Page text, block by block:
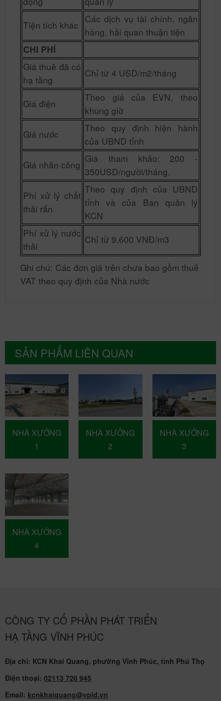
Tiện tích khác
Các dịch vụ tài chính, ngân
hàng, hải quan thuận tiện
CHI PHÍ
Giá thuê đã có
hạ tầng
Chỉ từ 4 USD/m2/tháng
Giá điện
Theo giá của EVN, theo
khung giờ
Giá nước
Theo quy định hiện hành
của UBND tỉnh
Giá nhân công
Giá tham khảo: 200 -
350USD/người/tháng.
Phí xử lý chất
thải rắn
Theo quy định của UBND
tỉnh và của Ban quản lý
KCN
Phí xử lý nước
thải
Chỉ từ 9.600 VNĐ/m3
Ghi chú: Các đơn giá trên chưa bao gồm thuế
VAT theo quy định của Nhà nước
SẢN PHẨM LIÊN QUAN
NHÀ XƯỞNG
1
NHÀ XƯỞNG
2
NHÀ XƯỞNG
3
NHÀ XƯỞNG
4
CÔNG TY CỔ PHẦN PHÁT TRIỂN
HẠ TẦNG VĨNH PHÚC
Địa chỉ: KCN Khai Quang, phường Vĩnh Phúc, tỉnh Phú Thọ
Điện thoại: 02113 720 945
Email: kcnkhaiquang@vpid.vn